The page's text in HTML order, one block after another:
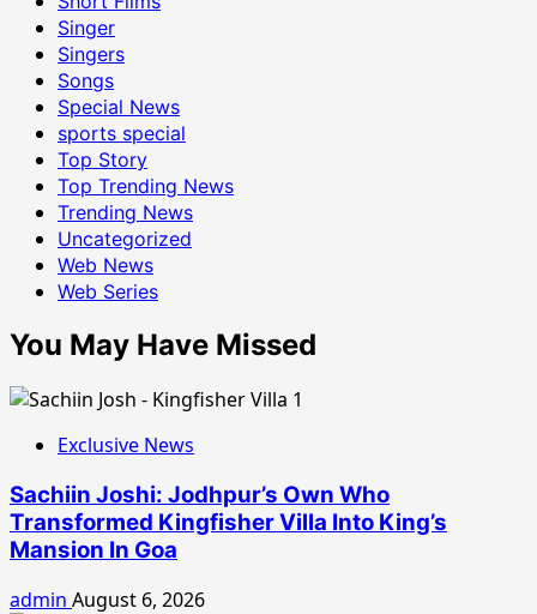
Singer
Singers
Songs
Special News
sports special
Top Story
Top Trending News
Trending News
Uncategorized
Web News
Web Series
You May Have Missed
Exclusive News
Sachiin Joshi: Jodhpur’s Own Who
Transformed Kingfisher Villa Into King’s
Mansion In Goa
admin August 6, 2026